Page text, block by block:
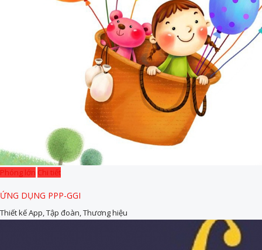
Phóng lớn Chi tiết
ỨNG DỤNG PPP-GGI
Thiết kế App, Tập đoàn, Thương hiệu